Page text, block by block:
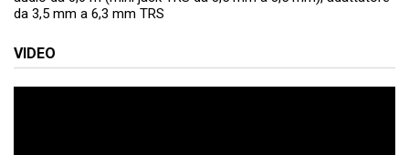
da 3,5 mm a 6,3 mm TRS
VIDEO